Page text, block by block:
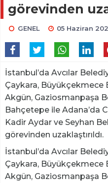
görevinden
GENEL 05 Haziran
İstanbul’da Avcılar
Çaykara, Büyükçekmece
Akgün, Gaziosmanpaşa
Bahçetepe ile Adana’da
Kadir Aydar ve Seyhan
görevinden uzaklaştırıldı.
İstanbul’da Avcılar
Çaykara, Büyükçekmece
Akgün, Gaziosmanpaşa